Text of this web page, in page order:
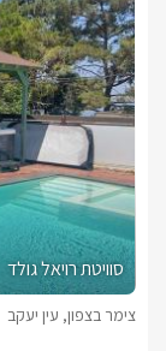
סוויטת רויאל גולד
צימר בצפון, עין יעקב